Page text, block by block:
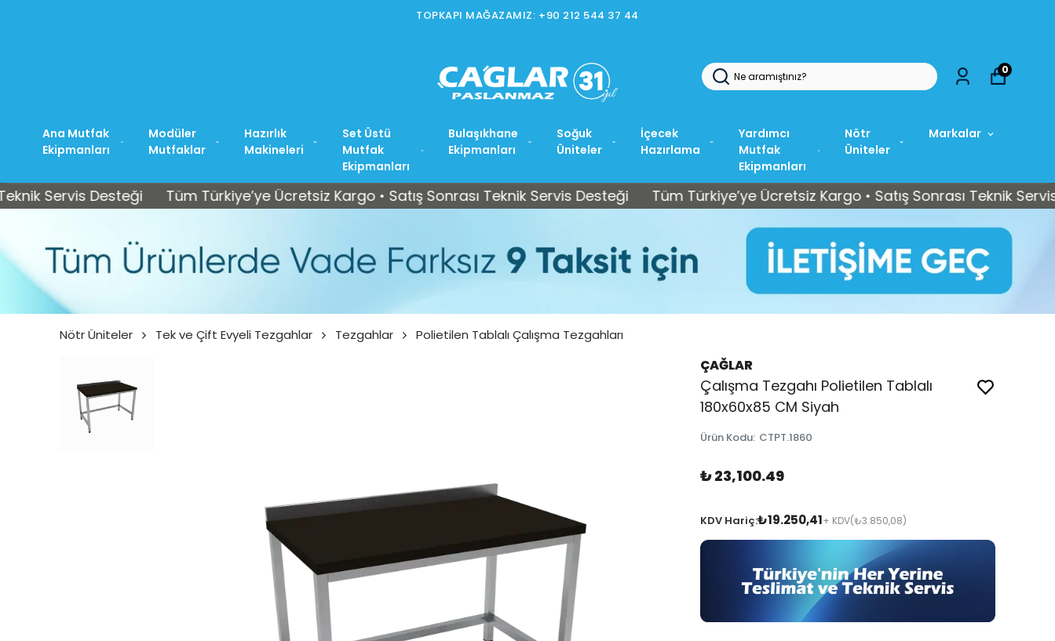
TOPKAPI MAĞAZAMIZ: +90 212 544 37 44
Ana Mutfak
Ekipmanları
Modüler
Mutfaklar
Hazırlık
Makineleri
Set Üstü
Mutfak
Ekipmanları
Bulaşıkhane
Ekipmanları
Soğuk
Üniteler
İçecek
Hazırlama
Yardımcı
Mutfak
Ekipmanları
Nötr
Üniteler
Markalar
0
Desteği Tüm Türkiye’ye Ücretsiz Kargo • Satış Sonrası Teknik Servis Desteği Tüm Türkiye’ye Ücretsiz Kargo • Satış Sonrası Teknik Servis
Nötr Üniteler Tek ve Çift Evyeli Tezgahlar Tezgahlar Polietilen Tablalı Çalışma Tezgahları
ÇAĞLAR
Çalışma Tezgahı Polietilen Tablalı
180x60x85 CM Siyah
Ürün Kodu: CTPT.1860
₺ 23,100.49
KDV Hariç:₺19.250,41+ KDV(₺3.850,08)